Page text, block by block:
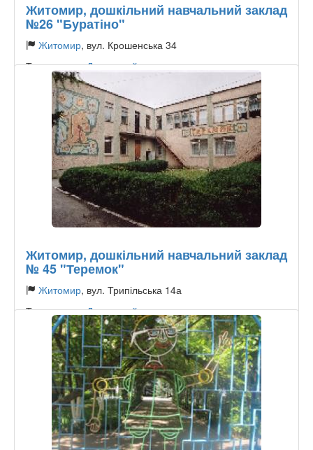
Житомир, дошкільний навчальний заклад
№26 "Буратіно"
Житомир, вул. Крошенська 34
Тип садочку:Державний
Житомир, дошкільний навчальний заклад
№ 45 "Теремок"
Житомир, вул. Трипільська 14а
Тип садочку:Державний